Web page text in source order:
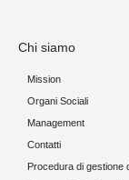
Chi siamo
Mission
Organi Sociali
Management
Contatti
Procedura di gestione